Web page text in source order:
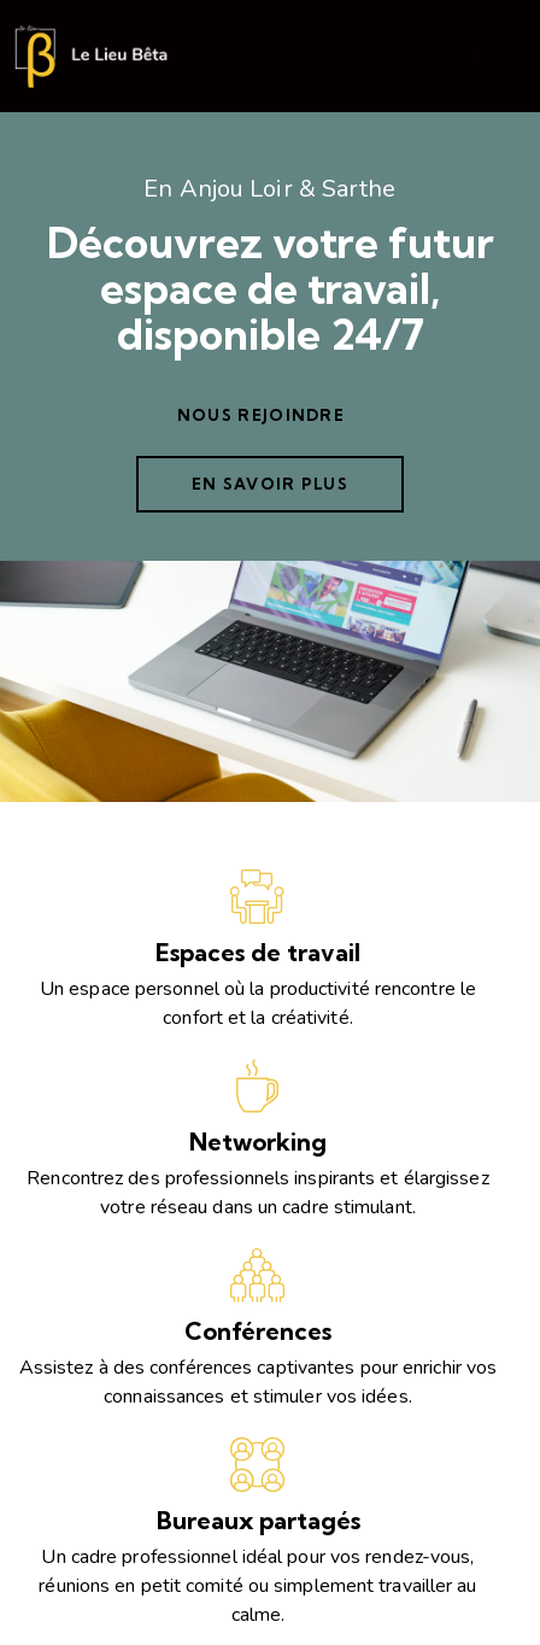
En Anjou Loir & Sarthe
Découvrez votre futur
espace de travail,
disponible 24/7
NOUS REJOINDRE
EN SAVOIR PLUS
Espaces de travail
Un espace personnel où la productivité rencontre le
confort et la créativité.
Networking
Rencontrez des professionnels inspirants et élargissez
votre réseau dans un cadre stimulant.
Conférences
Assistez à des conférences captivantes pour enrichir vos
connaissances et stimuler vos idées.
Bureaux partagés
Un cadre professionnel idéal pour vos rendez-vous,
réunions en petit comité ou simplement travailler au
calme.